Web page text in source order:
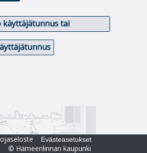
käyttäjätunnus tai
Evästeasetukset
© Hämeenlinnan kaupunki